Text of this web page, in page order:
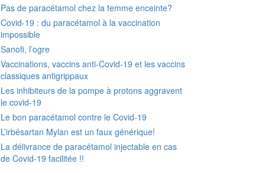
Pas de paracétamol chez la femme enceinte?
Covid-19 : du paracétamol à la vaccination
impossible
Sanofi, l’ogre
Vaccinations, vaccins anti-Covid-19 et les vaccins
classiques antigrippaux
Les inhibiteurs de la pompe à protons aggravent
le covid-19
Le bon paracétamol contre le Covid-19
L’irbésartan Mylan est un faux générique!
La délivrance de paracétamol injectable en cas
de Covid-19 facilitée !!